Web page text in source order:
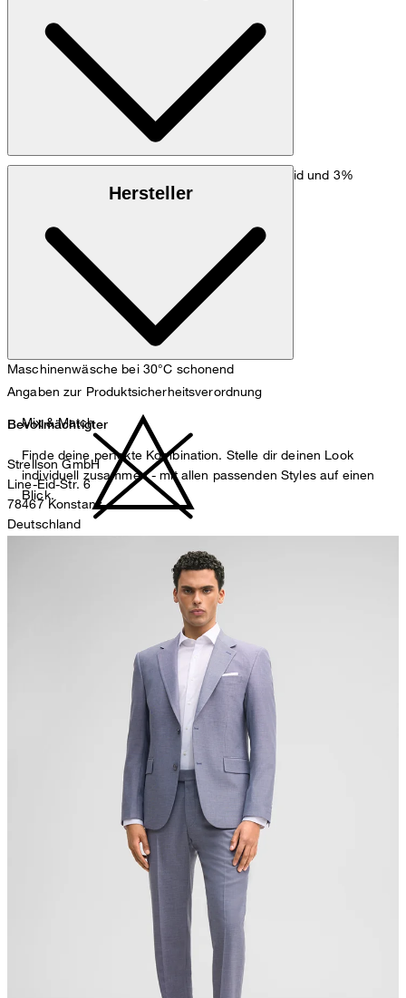
Zum Hemden Guide
Baumwollmix aus 77% Baumwolle, 20% Polyamid und 3%
Maschinenwäsche bei 30°C schonend
nicht Trommeltrocknen
Bügeln bei geringer Temperatur
Hersteller
Angaben zur Produktsicherheitsverordnung
Bevollmächtigter
Strellson GmbH
Line-Eid-Str. 6
78467 Konstanz
Deutschland
Sonnenwiesenstrasse 21
Mix & Match
Finde deine perfekte Kombination. Stelle dir deinen Look
individuell zusammen - mit allen passenden Styles auf einen
Blick.